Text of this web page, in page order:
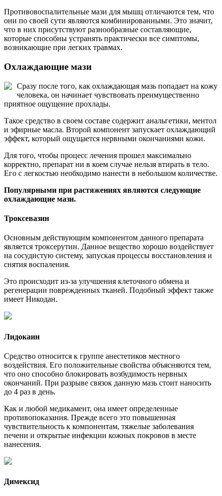
Противовоспалительные мази для мышц отличаются тем, что
они по своей сути являются комбинированными. Это значит,
что в них присутствуют разнообразные составляющие,
которые способны устранять практически все симптомы,
возникающие при легких травмах.
Охлаждающие мази
Сразу после того, как охлаждающая мазь попадает на кожу
человека, он начинает чувствовать преимущественно
приятное ощущение прохлады.
Такое средство в своем составе содержит анальгетики, ментол
и эфирные масла. Второй компонент запускает охлаждающий
эффект, который ощущается нервными окончаниями кожи.
Для того, чтобы процесс лечения прошел максимально
корректно, препарат ни в коем случае нельзя втирать в тело.
Его с легкостью необходимо нанести в небольшом количестве.
Популярными при растяжениях являются следующие
охлаждающие мази.
Троксевазин
Основным действующим компонентом данного препарата
является троксерутин. Данное вещество хорошо воздействует
на сосудистую систему, запуская процессы восстановления и
снятия воспаления.
Это происходит из-за улучшения клеточного обмена и
регенерации поврежденных тканей. Подобный эффект также
имеет Никодан.
Лидокаин
Средство относится к группе анестетиков местного
воздействия. Его положительные свойства объясняются тем,
что оно способно блокировать возбудимость нервных
окончаний. При разрыве связок данную мазь стоит наносить
до 4 раз в день.
Как и любой медикамент, она имеет определенные
противопоказания. Прежде всего это повышенная
чувствительность к компонентам, тяжелые заболевания
печени и открытые инфекции кожных покровов в месте
нанесения.
Димексид